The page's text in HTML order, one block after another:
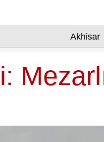
Akhisar